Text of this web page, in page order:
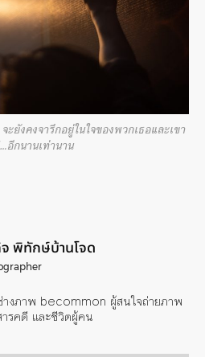
ะยังคงจารึกอยู่ในใจของพวกเธอและเขา
อีกนานเท่านาน
พิทักษ์บ้านโจด
งภาพ becommon ผู้สนใจถ่ายภาพ
รคดี และชีวิตผู้คน